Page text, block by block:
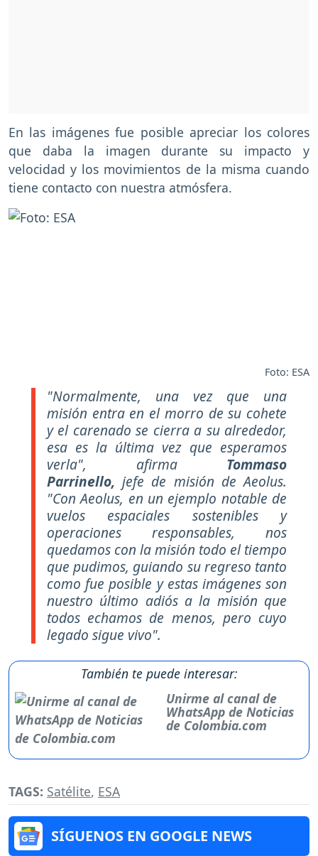
En las imágenes fue posible apreciar los colores
que daba la imagen durante su impacto y
velocidad y los movimientos de la misma cuando
tiene contacto con nuestra atmósfera.
Foto: ESA
"Normalmente, una vez que una
misión entra en el morro de su cohete
y el carenado se cierra a su alrededor,
esa es la última vez que esperamos
verla", afirma Tommaso
Parrinello, jefe de misión de Aeolus.
"Con Aeolus, en un ejemplo notable de
vuelos espaciales sostenibles y
operaciones responsables, nos
quedamos con la misión todo el tiempo
que pudimos, guiando su regreso tanto
como fue posible y estas imágenes son
nuestro último adiós a la misión que
todos echamos de menos, pero cuyo
legado sigue vivo".
También te puede interesar:
Unirme al canal de
WhatsApp de Noticias
de Colombia.com
TAGS: Satélite, ESA
SÍGUENOS EN GOOGLE NEWS